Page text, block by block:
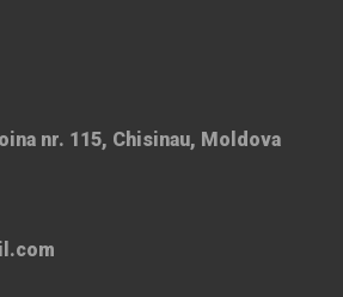
nr. 115, Chisinau, Moldova